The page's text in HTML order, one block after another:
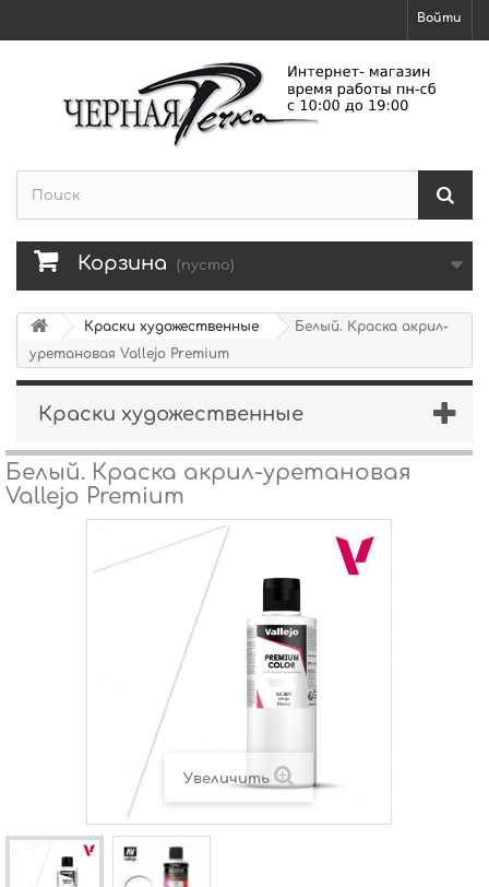
Войти
Корзина (пусто)
Краски художественные
Белый. Краска акрил-
уретановая Vallejo Premium
Краски художественные
Белый. Краска акрил-уретановая
Vallejo Premium
Увеличить